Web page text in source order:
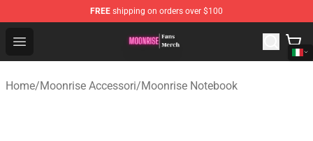
FREE shipping on orders over $100
Open menu
Moonrise Store - Official Moonrise Merchandise Shop
Home/Moonrise Accessori/Moonrise Notebook